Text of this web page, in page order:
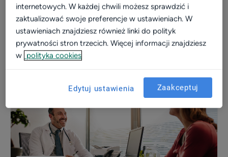
Video
Widoczność profilu na ZnanyLekarz - porady
eksperta
internetowych. W każdej chwili możesz sprawdzić i
zaktualizować swoje preferencje w ustawieniach. W
ustawieniach znajdziesz również linki do polityk
prywatności stron trzecich. Więcej informacji znajdziesz
w polityka cookies
Edytuj ustawienia Zaakceptuj